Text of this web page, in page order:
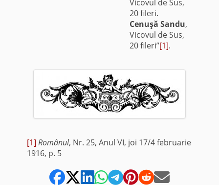
Vicovul de Sus,
20 fileri.
Cenuşă Sandu,
Vicovul de Sus,
20 fileri”[1].
[1] Românul, Nr. 25, Anul VI, joi 17/4 februarie
1916, p. 5